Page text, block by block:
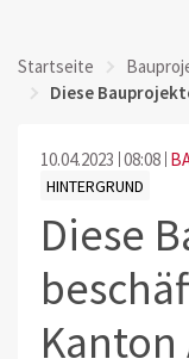
Startseite
Diese
10.04.2023 08:08
HINTERGRUND
Diese
Kanton